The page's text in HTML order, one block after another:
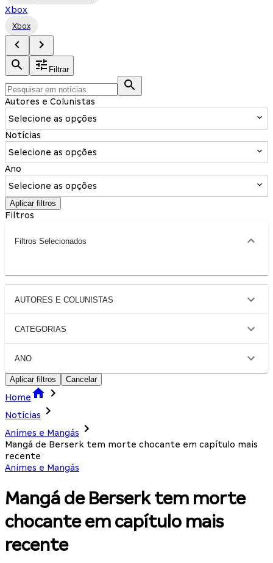
Xbox
Xbox
Filtrar
Autores e Colunistas
Selecione as opções
Notícias
Selecione as opções
Ano
Selecione as opções
Aplicar filtros
Filtros
Filtros Selecionados
AUTORES E COLUNISTAS
CATEGORIAS
ANO
Aplicar filtros Cancelar
Home
Notícias
Animes e Mangás
Mangá de Berserk tem morte chocante em capítulo mais
recente
Animes e Mangás
Mangá de Berserk tem morte
chocante em capítulo mais
recente